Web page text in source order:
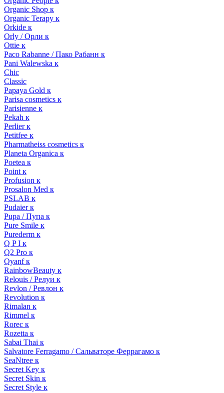
Organic Shop к
Organic Terapy к
Orkide к
Orly / Орли к
Ottie к
Paco Rabanne / Пако Рабанн к
Pani Walewska к
Chic
Classic
Papaya Gold к
Parisa cosmetics к
Parisienne к
Pekah к
Perlier к
Petitfee к
Pharmatheiss cosmetics к
Planeta Organica к
Poetea к
Point к
Profusion к
Prosalon Med к
PSLAB к
Pudaier к
Pupa / Пупа к
Pure Smile к
Purederm к
Q P I к
Q2 Pro к
Qyanf к
RainbowBeauty к
Relouis / Релуи к
Revlon / Ревлон к
Revolution к
Rimalan к
Rimmel к
Rorec к
Rozetta к
Sabai Thai к
Salvatore Ferragamo / Сальваторе Феррагамо к
SeaNtree к
Secret Key к
Secret Skin к
Secret Style к